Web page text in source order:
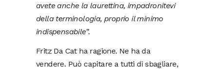
avete anche la laurettina, impadronitevi
della terminologia, proprio il minimo
indispensabile”.
Fritz Da Cat ha ragione. Ne ha da
vendere. Può capitare a tutti di sbagliare,